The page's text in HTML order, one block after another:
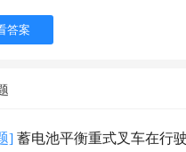
答案
] 蓄电池平衡重式叉车在行